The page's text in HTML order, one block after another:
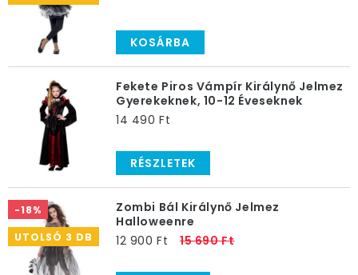
be a böngésződbe, hogy
vagy halloween jelmez ötletek lányoknak, és számos
találat közül válogathatsz majd. De a legjobb és
legegyszerűbb megoldás, ha felkeresed az Ünnepek
Áruháza oldalát vagy mintaboltját, ahol halloween
jelmez lányoknak és fiúknak is megtalálható széles
választékban.
KOSÁRBA
Fekete Piros Vámpír Királynő Jelmez
Gyerekeknek, 10-12 Éveseknek
14 490 Ft
RÉSZLETEK
-18%
UTOLSÓ 3 DB
Zombi Bál Királynő Jelmez
Halloweenre
12 900 Ft
15 690 Ft